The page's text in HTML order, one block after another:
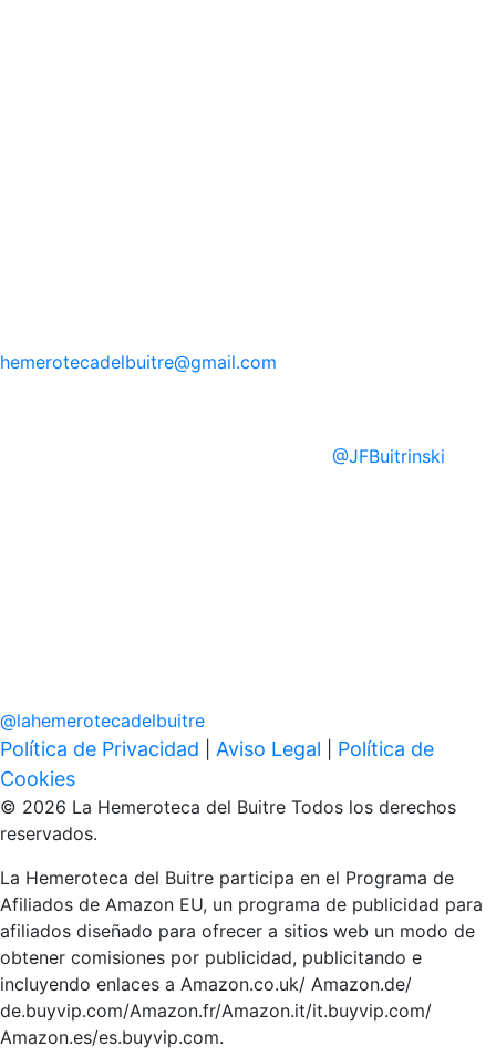
hemerotecadelbuitre@gmail.com
@JFBuitrinski
@lahemerotecadelbuitre
Política de Privacidad Aviso Legal
Política de
Cookies
© 2026 La Hemeroteca del Buitre Todos los derechos
reservados.
La Hemeroteca del Buitre participa en el Programa de
Afiliados de Amazon EU, un programa de publicidad para
afiliados diseñado para ofrecer a sitios web un modo de
obtener comisiones por publicidad, publicitando e
incluyendo enlaces a Amazon.co.uk/ Amazon.de/
de.buyvip.com/Amazon.fr/Amazon.it/it.buyvip.com/
Amazon.es/es.buyvip.com.